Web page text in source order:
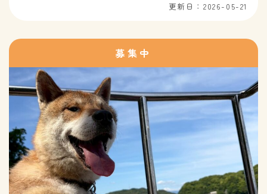
更新日：2026-05-21
募集中